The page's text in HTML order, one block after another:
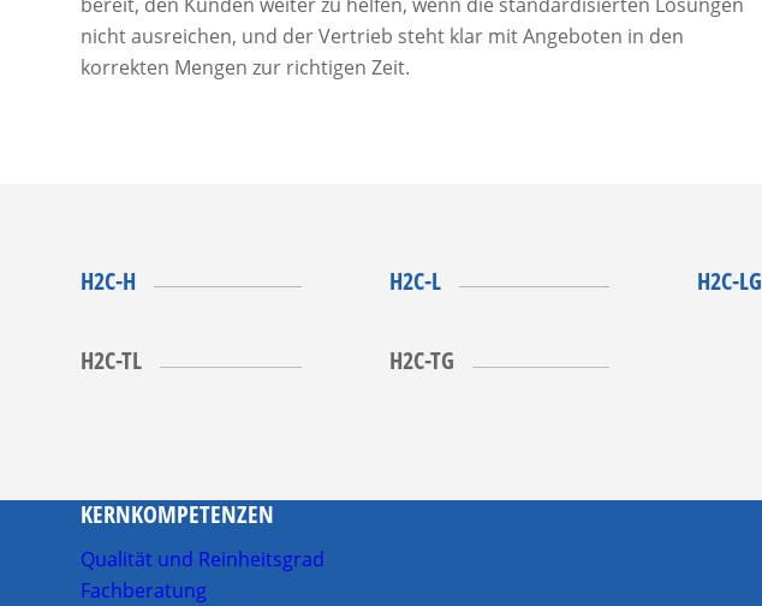
nicht ausreichen, und der Vertrieb steht klar mit Angeboten in den
korrekten Mengen zur richtigen Zeit.
H2C-H H2C-L H2C-LG
H2C-TL H2C-TG
KERNKOMPETENZEN
Qualität und Reinheitsgrad
Fachberatung